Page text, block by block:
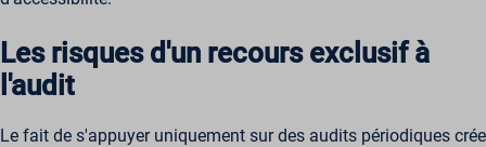
Les risques d'un recours exclusif à
l'audit
Le fait de s'appuyer uniquement sur des audits périodiques crée